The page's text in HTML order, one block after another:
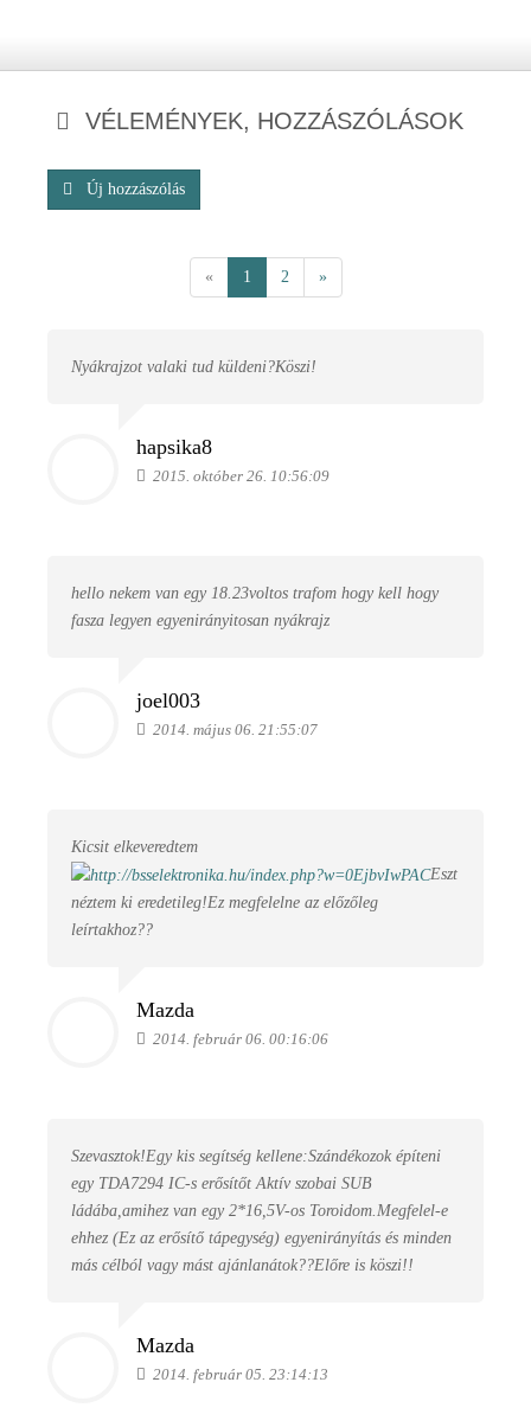
VÉLEMÉNYEK, HOZZÁSZÓLÁSOK
Új hozzászólás
« 1 2 »
Nyákrajzot valaki tud küldeni?Köszi!
hapsika8
2015. október 26. 10:56:09
hello nekem van egy 18.23voltos trafom hogy kell hogy
fasza legyen egyenirányitosan nyákrajz
joel003
2014. május 06. 21:55:07
Kicsit elkeveredtem
Eszt
néztem ki eredetileg!Ez megfelelne az előzőleg
leírtakhoz??
Mazda
2014. február 06. 00:16:06
Szevasztok!Egy kis segítség kellene:Szándékozok építeni
egy TDA7294 IC-s erősítőt Aktív szobai SUB
ládába,amihez van egy 2*16,5V-os Toroidom.Megfelel-e
ehhez (Ez az erősítő tápegység) egyenirányítás és minden
más célból vagy mást ajánlanátok??Előre is köszi!!
Mazda
2014. február 05. 23:14:13